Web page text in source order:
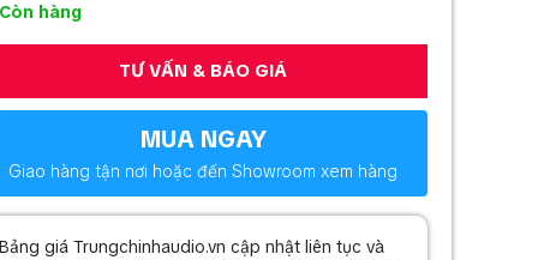
hàng
TƯ VẤN & BÁO GIÁ
MUA NGAY
Giao hàng tận nơi hoặc đến Showroom xem hàng
Bảng giá Trungchinhaudio.vn cập nhật liên tục và